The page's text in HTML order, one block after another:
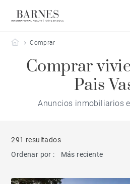
Barnes Côte Basque
Comprar
Comprar
Pais
Anuncios inmobiliarios
291 resultados
Ordenar por :
Más reciente